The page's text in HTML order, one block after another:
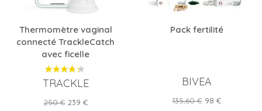
Thermomètre vaginal
connecté TrackleCatch
avec ficelle
TRACKLE
Prix
250 € Prix
239 €
Pack fertilité
BIVEA
Prix
135,60 € Prix
98 €